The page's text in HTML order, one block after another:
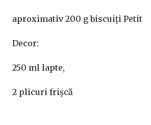
aproximativ 200 g biscuiți Petit
Decor:
250 ml lapte,
2 plicuri frișcă